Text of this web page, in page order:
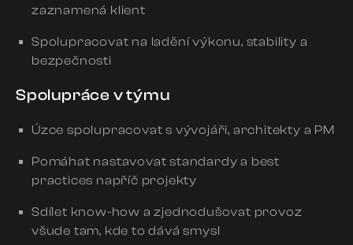
zaznamená klient
Spolupracovat na ladění výkonu, stability a
bezpečnosti
Spolupráce v týmu
Úzce spolupracovat s vývojáři, architekty a PM
Pomáhat nastavovat standardy a best
practices napříč projekty
Sdílet know-how a zjednodušovat provoz
všude tam, kde to dává smysl